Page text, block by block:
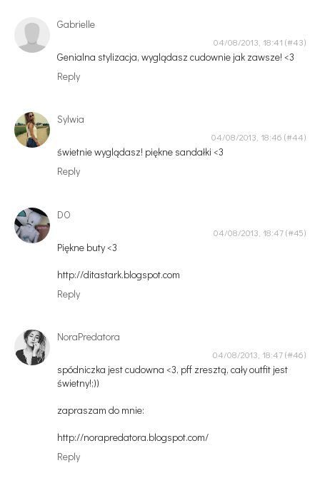
Gabrielle
04/08/2013, 18:41
Genialna stylizacja, wyglądasz cudownie jak zawsze! <3
Reply
Sylwia
04/08/2013, 18:46
świetnie wyglądasz! piękne sandałki <3
Reply
DO
04/08/2013, 18:47
Piękne buty <3
http://ditastark.blogspot.com
Reply
NoraPredatora
04/08/2013, 18:47
spódniczka jest cudowna <3, pff zresztą, cały outfit jest
świetny!;))
zapraszam do mnie:
http://norapredatora.blogspot.com/
Reply